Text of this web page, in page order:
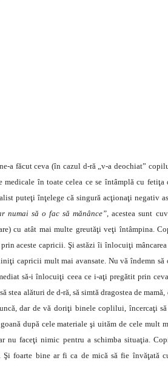
a făcut ceva (în cazul d-ră „v-a deochiat”
medicale în toate celea ce se întâmplă cu fetiţa
puteţi înţelege că singură acţionaţi negativ
numai să o fac să mănânce”, acestea sunt
cu atât mai multe greutăţi veţi întâmpina.
aceste capricii. Şi astăzi îi înlocuiţi mâncarea
capricii mult mai avansate. Nu vă îndemn să
să-i înlocuiţi ceea ce i-aţi pregătit prin
stea alături de d-ră, să simtă dragostea de
dar de vă doriţi binele coplilui, încercaţi să
după cele materiale şi uităm de cele mult
nu faceţi nimic pentru a schimba situaţia.
foarte bine ar fi ca de mică să fie învăţată